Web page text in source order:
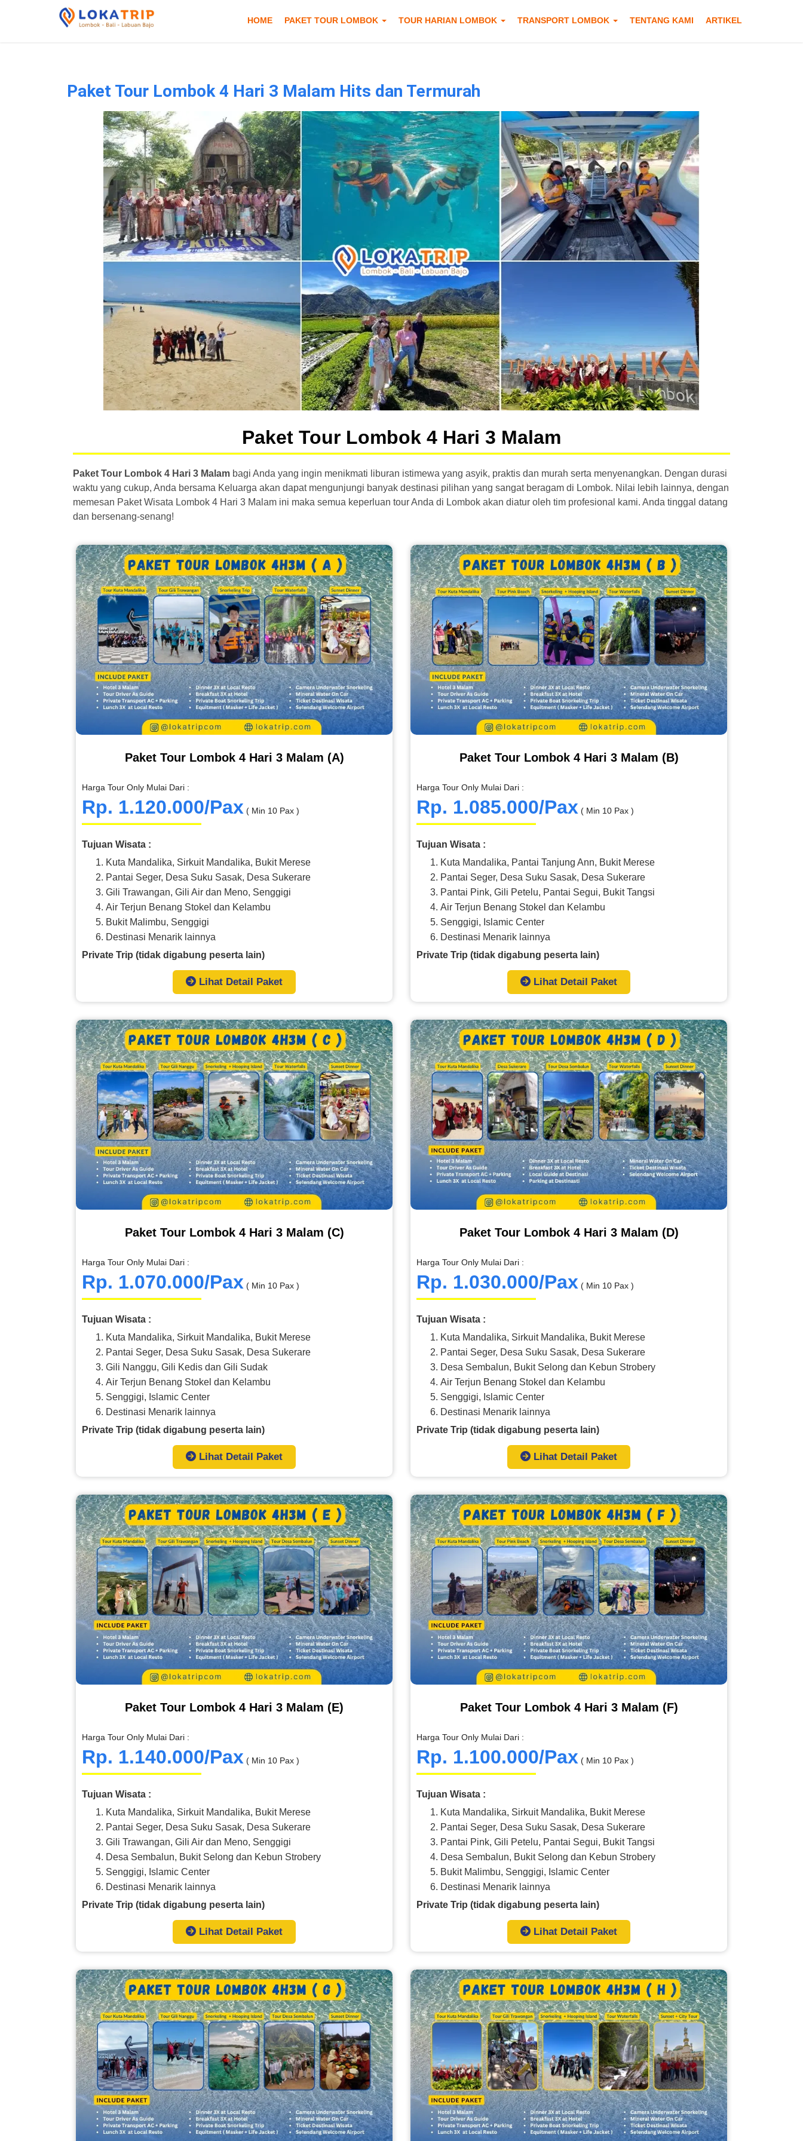
HOME PAKET TOUR LOMBOK TOUR HARIAN LOMBOK TRANSPORT LOMBOK TENTANG KAMI ARTIKEL
Paket Tour Lombok 4 Hari 3 Malam Hits dan Termurah
Paket Tour Lombok 4 Hari 3 Malam
Paket Tour Lombok 4 Hari 3 Malam bagi Anda yang ingin menikmati liburan istimewa yang asyik, praktis dan murah serta menyenangkan. Dengan durasi
waktu yang cukup, Anda bersama Keluarga akan dapat mengunjungi banyak destinasi pilihan yang sangat beragam di Lombok. Nilai lebih lainnya, dengan
memesan Paket Wisata Lombok 4 Hari 3 Malam ini maka semua keperluan tour Anda di Lombok akan diatur oleh tim profesional kami. Anda tinggal datang
dan bersenang-senang!
Paket Tour Lombok 4 Hari 3 Malam (A)
Harga Tour Only Mulai Dari :
Rp. 1.120.000/Pax ( Min 10 Pax )
Tujuan Wisata :
Kuta Mandalika, Sirkuit Mandalika, Bukit Merese
Pantai Seger, Desa Suku Sasak, Desa Sukerare
Gili Trawangan, Gili Air dan Meno, Senggigi
Air Terjun Benang Stokel dan Kelambu
Bukit Malimbu, Senggigi
Destinasi Menarik lainnya
Private Trip (tidak digabung peserta lain)
Lihat Detail Paket
Paket Tour Lombok 4 Hari 3 Malam (B)
Harga Tour Only Mulai Dari :
Rp. 1.085.000/Pax ( Min 10 Pax )
Tujuan Wisata :
Kuta Mandalika, Pantai Tanjung Ann, Bukit Merese
Pantai Seger, Desa Suku Sasak, Desa Sukerare
Pantai Pink, Gili Petelu, Pantai Segui, Bukit Tangsi
Air Terjun Benang Stokel dan Kelambu
Senggigi, Islamic Center
Destinasi Menarik lainnya
Private Trip (tidak digabung peserta lain)
Lihat Detail Paket
Paket Tour Lombok 4 Hari 3 Malam (C)
Harga Tour Only Mulai Dari :
Rp. 1.070.000/Pax ( Min 10 Pax )
Tujuan Wisata :
Kuta Mandalika, Sirkuit Mandalika, Bukit Merese
Pantai Seger, Desa Suku Sasak, Desa Sukerare
Gili Nanggu, Gili Kedis dan Gili Sudak
Air Terjun Benang Stokel dan Kelambu
Senggigi, Islamic Center
Destinasi Menarik lainnya
Private Trip (tidak digabung peserta lain)
Lihat Detail Paket
Paket Tour Lombok 4 Hari 3 Malam (D)
Harga Tour Only Mulai Dari :
Rp. 1.030.000/Pax ( Min 10 Pax )
Tujuan Wisata :
Kuta Mandalika, Sirkuit Mandalika, Bukit Merese
Pantai Seger, Desa Suku Sasak, Desa Sukerare
Desa Sembalun, Bukit Selong dan Kebun Strobery
Air Terjun Benang Stokel dan Kelambu
Senggigi, Islamic Center
Destinasi Menarik lainnya
Private Trip (tidak digabung peserta lain)
Lihat Detail Paket
Paket Tour Lombok 4 Hari 3 Malam (E)
Harga Tour Only Mulai Dari :
Rp. 1.140.000/Pax ( Min 10 Pax )
Tujuan Wisata :
Kuta Mandalika, Sirkuit Mandalika, Bukit Merese
Pantai Seger, Desa Suku Sasak, Desa Sukerare
Gili Trawangan, Gili Air dan Meno, Senggigi
Desa Sembalun, Bukit Selong dan Kebun Strobery
Senggigi, Islamic Center
Destinasi Menarik lainnya
Private Trip (tidak digabung peserta lain)
Lihat Detail Paket
Paket Tour Lombok 4 Hari 3 Malam (F)
Harga Tour Only Mulai Dari :
Rp. 1.100.000/Pax ( Min 10 Pax )
Tujuan Wisata :
Kuta Mandalika, Sirkuit Mandalika, Bukit Merese
Pantai Seger, Desa Suku Sasak, Desa Sukerare
Pantai Pink, Gili Petelu, Pantai Segui, Bukit Tangsi
Desa Sembalun, Bukit Selong dan Kebun Strobery
Bukit Malimbu, Senggigi, Islamic Center
Destinasi Menarik lainnya
Private Trip (tidak digabung peserta lain)
Lihat Detail Paket